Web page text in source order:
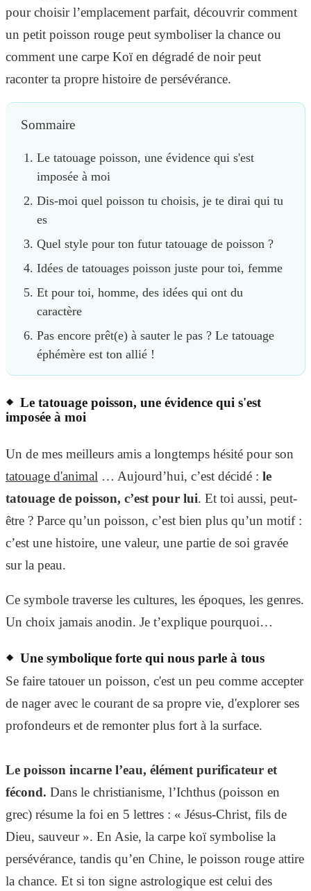
pour choisir l’emplacement parfait, découvrir comment
un petit poisson rouge peut symboliser la chance ou
comment une carpe Koï en dégradé de noir peut
raconter ta propre histoire de persévérance.
Sommaire
Le tatouage poisson, une évidence qui s'est
imposée à moi
Dis-moi quel poisson tu choisis, je te dirai qui tu
es
Quel style pour ton futur tatouage de poisson ?
Idées de tatouages poisson juste pour toi, femme
Et pour toi, homme, des idées qui ont du
caractère
Pas encore prêt(e) à sauter le pas ? Le tatouage
éphémère est ton allié !
Le tatouage poisson, une évidence qui s'est
imposée à moi
Un de mes meilleurs amis a longtemps hésité pour son
tatouage d'animal … Aujourd’hui, c’est décidé : le
tatouage de poisson, c’est pour lui. Et toi aussi, peut-
être ? Parce qu’un poisson, c’est bien plus qu’un motif :
c’est une histoire, une valeur, une partie de soi gravée
sur la peau.
Ce symbole traverse les cultures, les époques, les genres.
Un choix jamais anodin. Je t’explique pourquoi…
Une symbolique forte qui nous parle à tous
Se faire tatouer un poisson, c'est un peu comme accepter
de nager avec le courant de sa propre vie, d'explorer ses
profondeurs et de remonter plus fort à la surface.
Le poisson incarne l’eau, élément purificateur et
fécond. Dans le christianisme, l’Ichthus (poisson en
grec) résume la foi en 5 lettres : « Jésus-Christ, fils de
Dieu, sauveur ». En Asie, la carpe koï symbolise la
persévérance, tandis qu’en Chine, le poisson rouge attire
la chance. Et si ton signe astrologique est celui des